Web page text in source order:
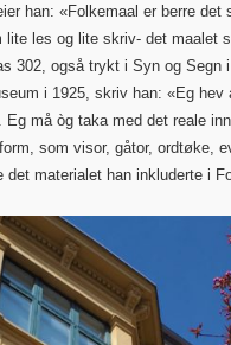
han: «Folkemaal er berre det
les og lite skriv- det maalet
302, også trykt i Syn og Segn
i 1925, skriv han: «Eg hev
Eg må òg taka med det reale
som visor, gåtor, ordtøke,
det materialet han inkluderte i